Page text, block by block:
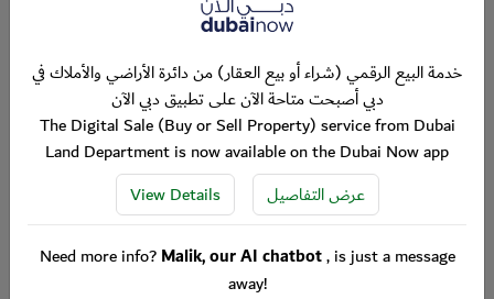
خدمة البيع الرقمي (شراء أو بيع العقار) من دائرة الأراضي والأملاك في
دبي أصبحت متاحة الآن على تطبيق دبي الآن
The Digital Sale (Buy or Sell Property) service from Dubai
Land Department is now available on the Dubai Now app
View Details
عرض التفاصيل
Need more info?Malik, our AI chatbot, is just a message
away!